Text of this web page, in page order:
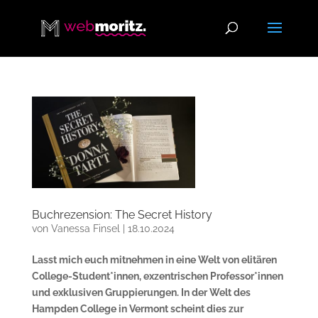
Buchrezension: The Secret History
von Vanessa Finsel| 18.10.2024
Lasst mich euch mitnehmen in eine Welt von elitären
College-Student*innen, exzentrischen Professor*innen
und exklusiven Gruppierungen. In der Welt des
Hampden College in Vermont scheint dies zur